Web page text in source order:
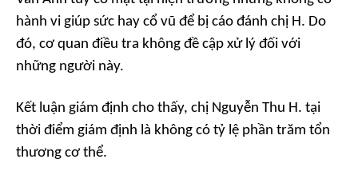
hành vi giúp sức hay cổ vũ để bị cáo đánh chị H. Do
đó, cơ quan điều tra không đề cập xử lý đối với
những người này.
Kết luận giám định cho thấy, chị Nguyễn Thu H. tại
thời điểm giám định là không có tỷ lệ phần trăm tổn
thương cơ thể.